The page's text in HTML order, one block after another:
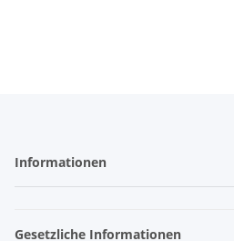
Informationen
Gesetzliche Informationen